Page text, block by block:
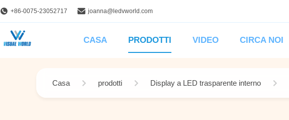
+86-0075-23052717 joanna@ledvworld.com
CASA PRODOTTI VIDEO CIRCA NOI
Casa prodotti Display a LED trasparente interno